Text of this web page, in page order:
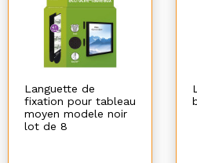
Languette de
fixation pour tableau
moyen modele noir
lot de 8